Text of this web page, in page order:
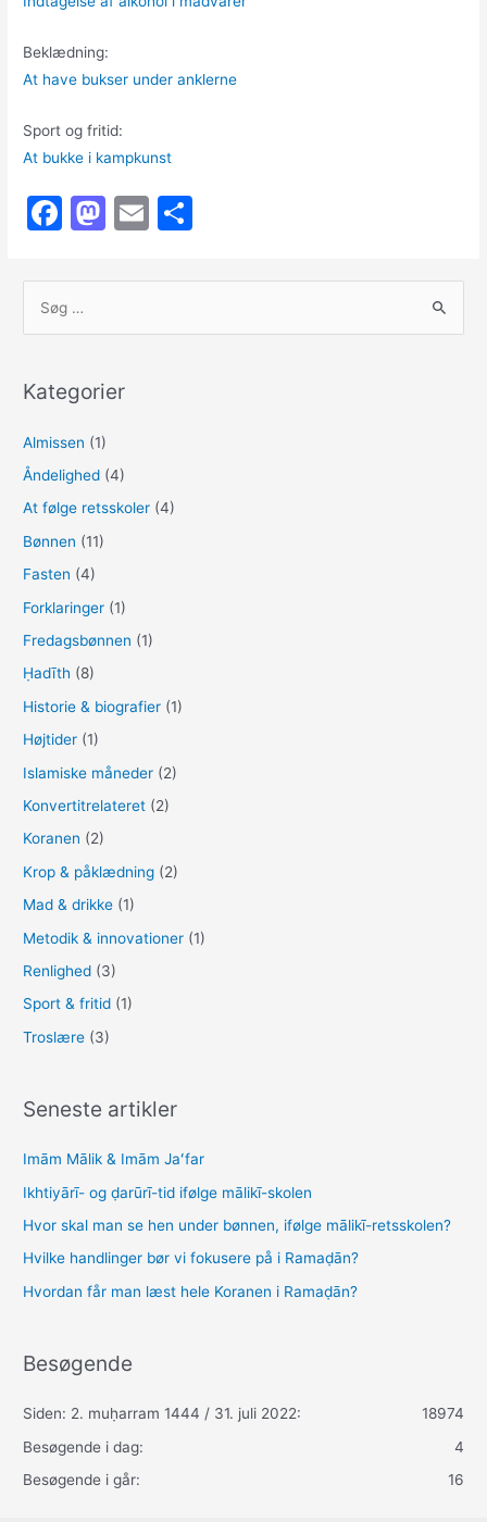
Beklædning:
At have bukser under anklerne
Sport og fritid:
At bukke i kampkunst
F
c
e
o
k
M
st
o
E
ai ar
e
t
e
r
Kategorier
Almissen (1)
Åndelighed (4)
At følge retsskoler (4)
Bønnen (11)
Fasten (4)
Forklaringer (1)
Fredagsbønnen (1)
Ḥadīth (8)
Historie & biografier (1)
Højtider (1)
Islamiske måneder (2)
Konvertitrelateret (2)
Koranen (2)
Krop & påklædning (2)
Mad & drikke (1)
Metodik & innovationer (1)
Renlighed (3)
Sport & fritid (1)
Troslære (3)
Seneste artikler
Imām Mālik & Imām Jaʻfar
Ikhtiyārī- og ḍarūrī-tid ifølge mālikī-skolen
Hvor skal man se hen under bønnen, ifølge mālikī-retsskolen?
Hvilke handlinger bør vi fokusere på i Ramaḍān?
Hvordan får man læst hele Koranen i Ramaḍān?
Besøgende
18974
Siden: 2. muḥarram 1444 / 31. juli 2022:
4
Besøgende i dag:
16
Besøgende i går: